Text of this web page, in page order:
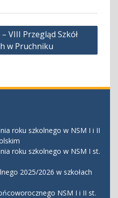
VIII Przegląd Szkół
w Pruchniku
roku szkolnego w NSM I i II
roku szkolnego w NSM I st.
2025/2026 w szkołach
NSM I i II st.